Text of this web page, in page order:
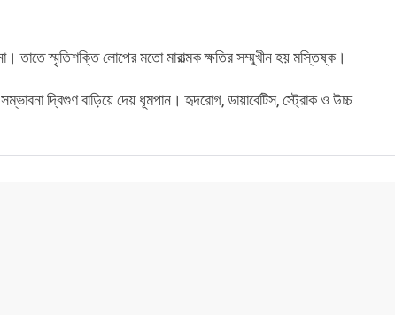
তাতে স্মৃতিশক্তি লোপের মতো মারাত্মক ক্ষতির সম্মুখীন হয় মস্তিষ্ক।
দ্বিগুণ বাড়িয়ে দেয় ধূমপান। হৃদরোগ, ডায়াবেটিস, স্ট্রোক ও উচ্চ